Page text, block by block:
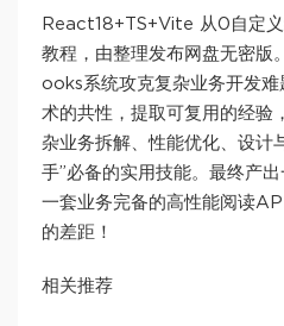
React18+TS+Vite 从0自定
教程，由整理发布网盘无密版
ooks系统攻克复杂业务开发
术的共性，提取可复用的经验
杂业务拆解、性能优化、设计
手”必备的实用技能。最终产
一套业务完备的高性能阅读
的差距！
相关推荐